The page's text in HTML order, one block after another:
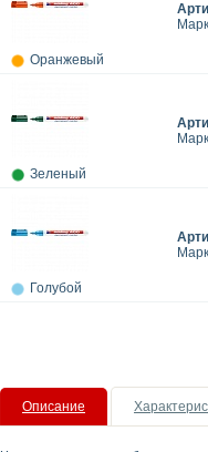
Оранжевый
Зеленый
Голубой
Описание